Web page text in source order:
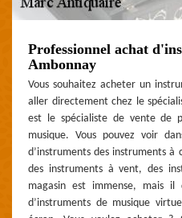
Professionnel achat
Ambonnay
Vous souhaitez acheter un
aller directement chez le
est le spécialiste de vente de
musique. Vous pouvez voir
d’instruments des instruments à
des instruments à vent, des
magasin est immense, mais il
d’instruments de musique